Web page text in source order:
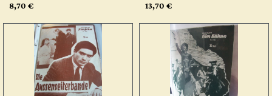
8,70 € 13,70 €